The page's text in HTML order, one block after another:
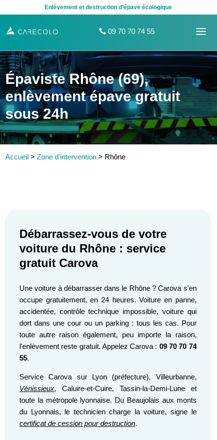
Enlèvement et destruction d’épave écologique
09 70 70 74 55
Épaviste Rhône (69),
enlèvement épave gratuit
sous 24h
Accueil >Zone d'intervention > Rhône
Débarrassez-vous de votre
voiture du Rhône : service
gratuit Carova
Une voiture à débarrasser dans le Rhône ? Carova s'en
occupe gratuitement, en 24 heures. Voiture en panne,
accidentée, contrôle technique impossible, voiture qui
dort dans une cour ou un parking : tous les cas. Pour
toute autre raison également, peu importe la raison,
l'enlèvement reste gratuit. Appelez Carova : 09 70 70 74
55.
Service Carova sur Lyon (préfecture), Villeurbanne,
Vénissieux, Caluire-et-Cuire, Tassin-la-Demi-Lune et
toute la métropole lyonnaise. Du Beaujolais aux monts
du Lyonnais, le technicien charge la voiture, signe le
certificat de cession pour destruction.